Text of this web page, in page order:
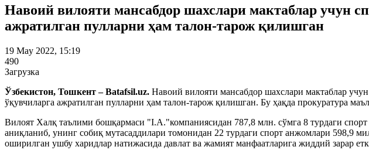
Навоий вилояти мансабдор шахслари мактаблар учун
ажратилган пулларни ҳам талон-тарож қилишган
19 May 2022, 15:19
490
Загрузка
Ўзбекистон, Тошкент – Batafsil.uz. Навоий вилояти мансабдор шахслари мактаблар
ўқувчиларга ажратилган пулларни ҳам талон-тарож қилишган. Бу ҳақда прокуратура
Вилоят Халқ таълими бошқармаси "I.A."компаниясидан 787,8 млн. сўмга 8 турдаги
аниқланиб, унинг собиқ мутасаддилари томонидан 22 турдаги спорт анжомлари 598,9
оширилган ушбу харидлар натижасида давлат ва жамият манфаатларига жиддий зарар